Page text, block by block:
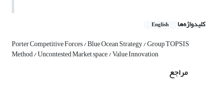
کلیدواژه‌ها English
Porter Competitive Forces / Blue Ocean Strategy / Group TOPSIS
Method / Uncontested Market space / Value Innovation
مراجع